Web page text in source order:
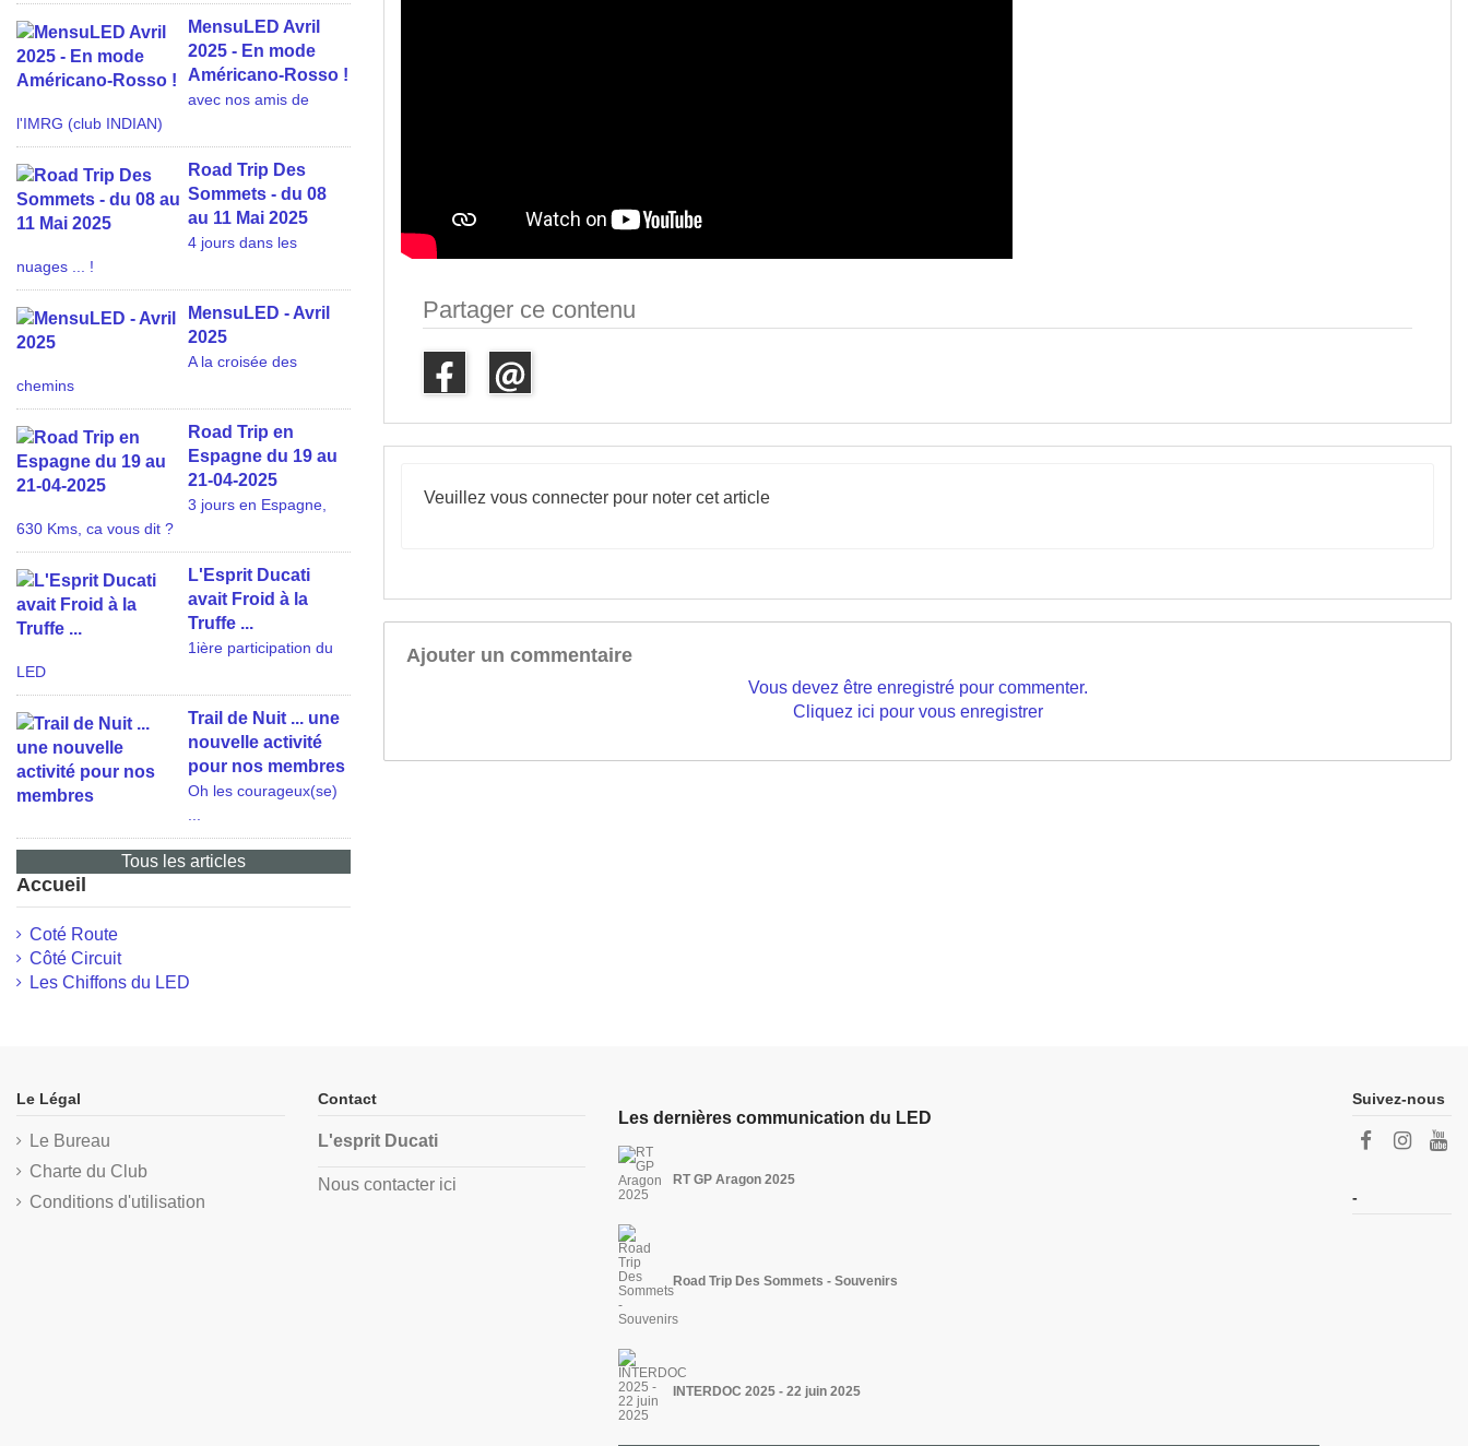
Partager ce contenu
Veuillez vous connecter pour noter cet article
Ajouter un commentaire
Vous devez être enregistré pour commenter.
Cliquez ici pour vous enregistrer
MensuLED Avril
2025 - En mode
Américano-Rosso !
avec nos amis de
l'IMRG (club INDIAN)
Road Trip Des
Sommets - du 08
au 11 Mai 2025
4 jours dans les
nuages ... !
MensuLED - Avril
2025
A la croisée des
chemins
Road Trip en
Espagne du 19 au
21-04-2025
3 jours en Espagne,
630 Kms, ca vous dit ?
L'Esprit Ducati
avait Froid à la
Truffe ...
1ière participation du
LED
Trail de Nuit ... une
nouvelle activité
pour nos membres
Oh les courageux(se)
Tous les articles
Accueil
Coté Route
Côté Circuit
Les Chiffons du LED
Le Légal
Le Bureau
Charte du Club
Conditions d'utilisation
Contact
L'esprit Ducati
Nous contacter ici
Les dernières communication du LED
RT GP Aragon 2025
Road Trip Des Sommets - Souvenirs
INTERDOC 2025 - 22 juin 2025
Suivez-nous
-